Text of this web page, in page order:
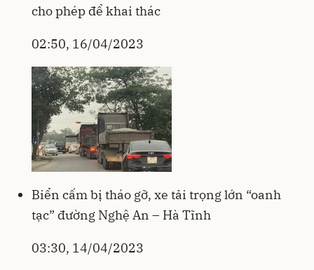
cho phép để khai thác
02:50, 16/04/2023
Biển cấm bị tháo gỡ, xe tải trọng lớn “oanh
tạc” đường Nghệ An – Hà Tĩnh
03:30, 14/04/2023